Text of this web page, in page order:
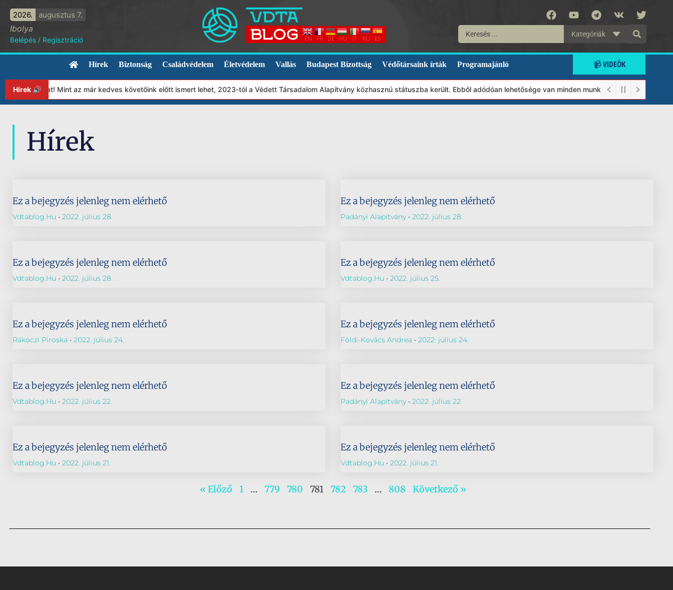
2026. augusztus 7.
Ibolya
Belépés / Regisztráció EN FR DE HU IT RU ES
Kategóriák
Hírek Biztonság Családvédelem Életvédelem Vallás Budapest Bizottság Védőtársaink írták Programajánló 📹 VIDEÓK
Hírek 🔊 Mint az már kedves követőink előtt ismert lehet, 2023-tól a Védett Társadalom Alapítvány közhasznú státuszba került. Ebből adódóan lehetősége van minden munkánkat segíteni
Hírek
Ez a bejegyzés jelenleg nem elérhető
Vdtablog.hu 2022. július 28.
Ez a bejegyzés jelenleg nem elérhető
Padányi Alapítvány 2022. július 28.
Ez a bejegyzés jelenleg nem elérhető
Vdtablog.hu 2022. július 28.
Ez a bejegyzés jelenleg nem elérhető
Vdtablog.hu 2022. július 25.
Ez a bejegyzés jelenleg nem elérhető
Rákóczi Piroska 2022. július 24.
Ez a bejegyzés jelenleg nem elérhető
Földi-Kovács Andrea 2022. július 24.
Ez a bejegyzés jelenleg nem elérhető
Vdtablog.hu 2022. július 22.
Ez a bejegyzés jelenleg nem elérhető
Padányi Alapítvány 2022. július 22.
Ez a bejegyzés jelenleg nem elérhető
Vdtablog.hu 2022. július 21.
Ez a bejegyzés jelenleg nem elérhető
Vdtablog.hu 2022. július 21.
« Előző 1 … 779 780 781 782 783 … 808 Következő »